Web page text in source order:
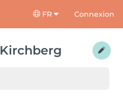
FR Connexion
Kirchberg